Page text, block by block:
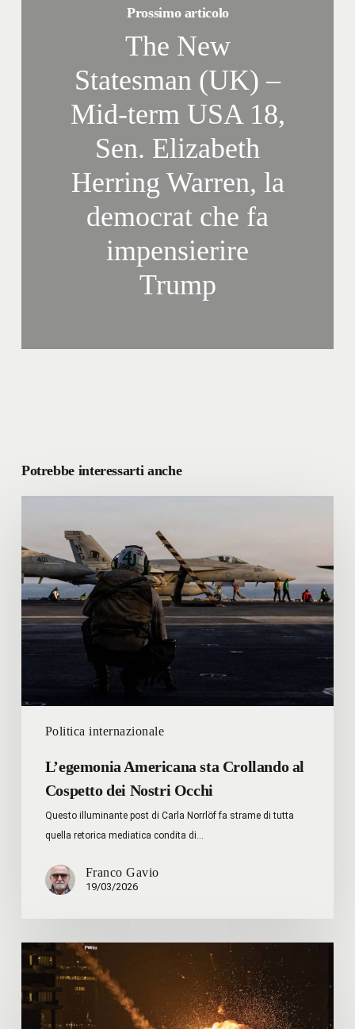
Prossimo articolo
The New
Statesman (UK) –
Mid-term USA 18,
Sen. Elizabeth
Herring Warren, la
democrat che fa
impensierire
Trump
Potrebbe interessarti anche
Politica internazionale
sta
Crollando
al
Cospetto
dei
Nostri
L’egemonia Americana sta Crollando al
Cospetto dei Nostri Occhi
Questo illuminante post di Carla Norrlöf fa strame di tutta
quella retorica mediatica condita di…
Franco Gavio
19/03/2026
Perché
attaccare
l’Iran?